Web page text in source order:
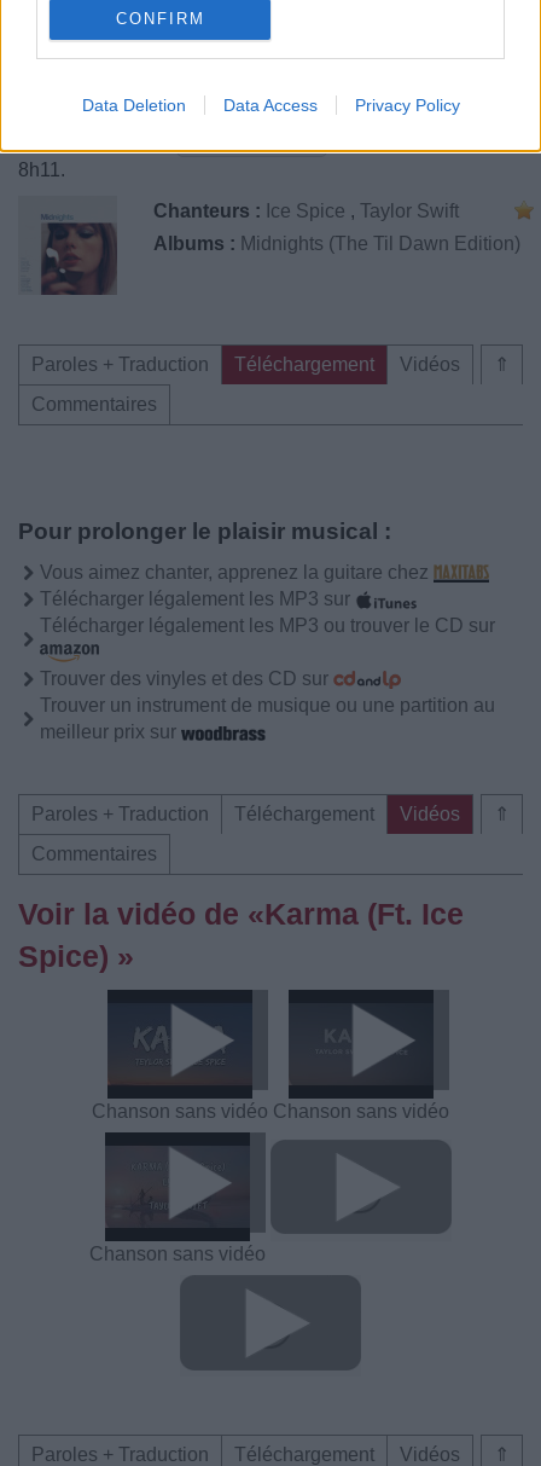
CONFIRM
Data Deletion Data Access Privacy Policy
8h11.
Chanteurs : Ice Spice , Taylor Swift
Albums : Midnights (The Til Dawn Edition)
⇑
Paroles + Traduction Téléchargement
Vidéos
Commentaires
Pour prolonger le plaisir musical :
Vous aimez chanter, apprenez la guitare chez
Télécharger légalement les MP3 sur
Télécharger légalement les MP3 ou trouver le CD sur
Trouver des vinyles et des CD sur
Trouver un instrument de musique ou une partition au
meilleur prix sur
⇑
Paroles + Traduction Téléchargement
Vidéos
Commentaires
Voir la vidéo de «Karma (Ft. Ice
Spice) »
Chanson sans vidéo Chanson sans vidéo
Chanson sans vidéo
⇑
Paroles + Traduction Téléchargement Vidéos